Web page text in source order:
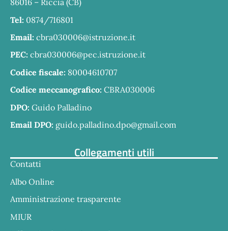
86016 – Riccia (CB)
Tel: 0874/716801
Email: cbra030006@istruzione.it
PEC: cbra030006@pec.istruzione.it
Codice fiscale: 80004610707
Codice meccanografico: CBRA030006
DPO: Guido Palladino
Email DPO: guido.palladino.dpo@gmail.com
Collegamenti utili
Contatti
Albo Online
Amministrazione trasparente
MIUR